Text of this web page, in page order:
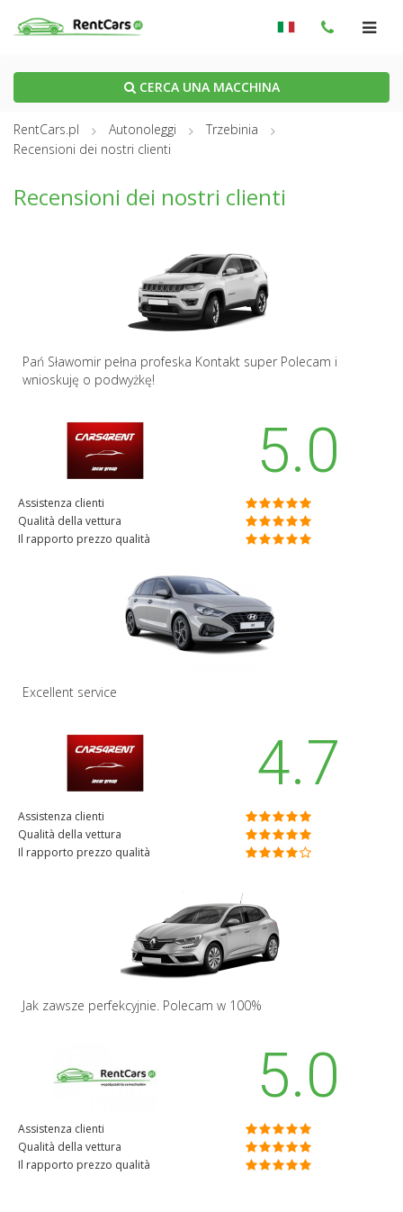
CERCA UNA MACCHINA
RentCars.pl Autonoleggi
Trzebinia
Recensioni dei nostri clienti
Recensioni dei nostri clienti
Pań Sławomir pełna profeska Kontakt super Polecam i
wnioskuję o podwyżkę!
5.0
Assistenza clienti
Qualità della vettura
Il rapporto prezzo qualità
Excellent service
4.7
Assistenza clienti
Qualità della vettura
Il rapporto prezzo qualità
Jak zawsze perfekcyjnie. Polecam w 100%
5.0
Assistenza clienti
Qualità della vettura
Il rapporto prezzo qualità